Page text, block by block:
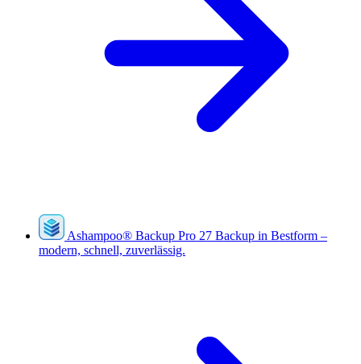
Ashampoo® Backup Pro 27 Backup in Bestform –
modern, schnell, zuverlässig.